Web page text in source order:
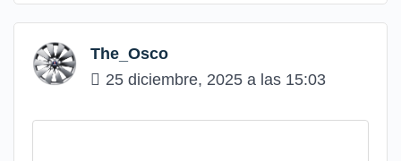
The_Osco
25 diciembre, 2025 a las 15:03